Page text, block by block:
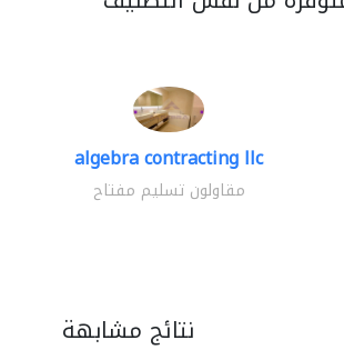
algebra contracting llc
مقاولون تسليم مفتاح
نتائج مشابهة